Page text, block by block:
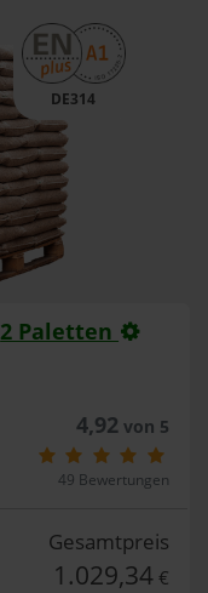
DE314
2 Paletten
4,92von 5
49 Bewertungen
Gesamtpreis
1.029,34 €